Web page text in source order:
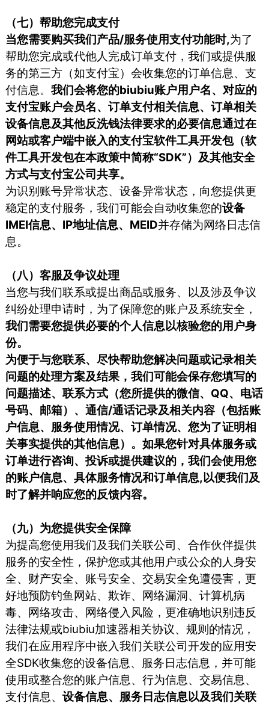
（七）帮助您完成支付
当您需要购买我们产品/服务使用支付功能时,为了
帮助您完成或代他人完成订单支付，我们或提供服
务的第三方（如支付宝）会收集您的订单信息、支
付信息。我们会将您的biubiu账户用户名、对应的
支付宝账户会员名、订单支付相关信息、订单相关
设备信息及其他反洗钱法律要求的必要信息通过在
网站或客户端中嵌入的支付宝软件工具开发包（软
件工具开发包在本政策中简称“SDK”）及其他安全
方式与支付宝公司共享。
为识别账号异常状态、设备异常状态，向您提供更
稳定的支付服务，我们可能会自动收集您的设备
IMEI信息、IP地址信息、MEID并存储为网络日志信
息。
（八）客服及争议处理
当您与我们联系或提出商品或服务、以及涉及争议
纠纷处理申请时，为了保障您的账户及系统安全，
我们需要您提供必要的个人信息以核验您的用户身
份。
为便于与您联系、尽快帮助您解决问题或记录相关
问题的处理方案及结果，我们可能会保存您填写的
问题描述、联系方式（您所提供的微信、QQ、电话
号码、邮箱）、通信/通话记录及相关内容（包括账
户信息、服务使用情况、订单情况、您为了证明相
关事实提供的其他信息）。如果您针对具体服务或
订单进行咨询、投诉或提供建议的，我们会使用您
的账户信息、具体服务情况和订单信息,以便我们及
时了解并响应您的反馈内容。
（九）为您提供安全保障
为提高您使用我们及我们关联公司、合作伙伴提供
服务的安全性，保护您或其他用户或公众的人身安
全、财产安全、账号安全、交易安全免遭侵害，更
好地预防钓鱼网站、欺诈、网络漏洞、计算机病
毒、网络攻击、网络侵入风险，更准确地识别违反
法律法规或biubiu加速器相关协议、规则的情况，
我们在应用程序中嵌入我们关联公司开发的应用安
全SDK收集您的设备信息、服务日志信息，并可能
使用或整合您的账户信息、行为信息、交易信息、
支付信息、设备信息、服务日志信息以及我们关联